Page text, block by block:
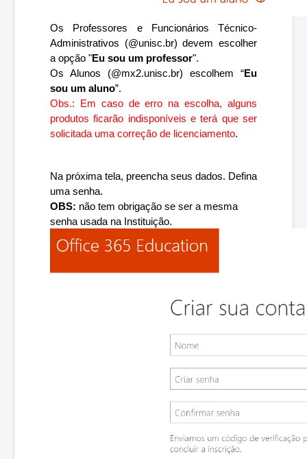
Os Professores e Funcionários Técnico-
Administrativos (@unisc.br) devem escolher
a opção "Eu sou um professor".
Os Alunos (@mx2.unisc.br) escolhem “Eu
sou um aluno”.
Obs.: Em caso de erro na escolha, alguns
produtos ficarão indisponíveis e terá que ser
solicitada uma correção de licenciamento.
Na próxima tela, preencha seus dados. Defina
uma senha.
OBS: não tem obrigação se ser a mesma
senha usada na Instituição.